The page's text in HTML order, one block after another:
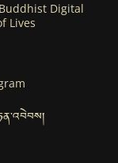
Buddhist Digital
Lives